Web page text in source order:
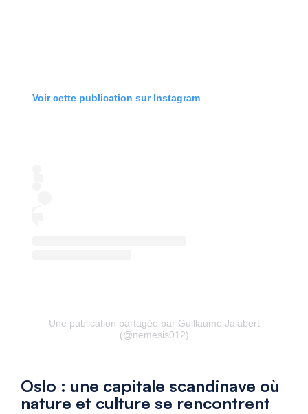
Voir cette publication sur Instagram
Une publication partagée par Guillaume Jalabert
(@nemesis012)
Oslo : une capitale scandinave où
nature et culture se rencontrent